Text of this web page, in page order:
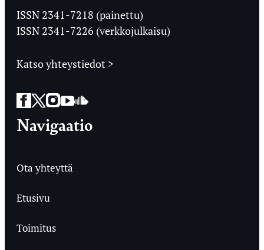
Ylioppilaslehti
ISSN 2341-7218 (painettu)
ISSN 2341-7226 (verkkojulkaisu)
Katso yhteystiedot >
Facebook
Twitter
Instagram
YouTube
SoundCloud
Navigaatio
Ota yhteyttä
Etusivu
Toimitus